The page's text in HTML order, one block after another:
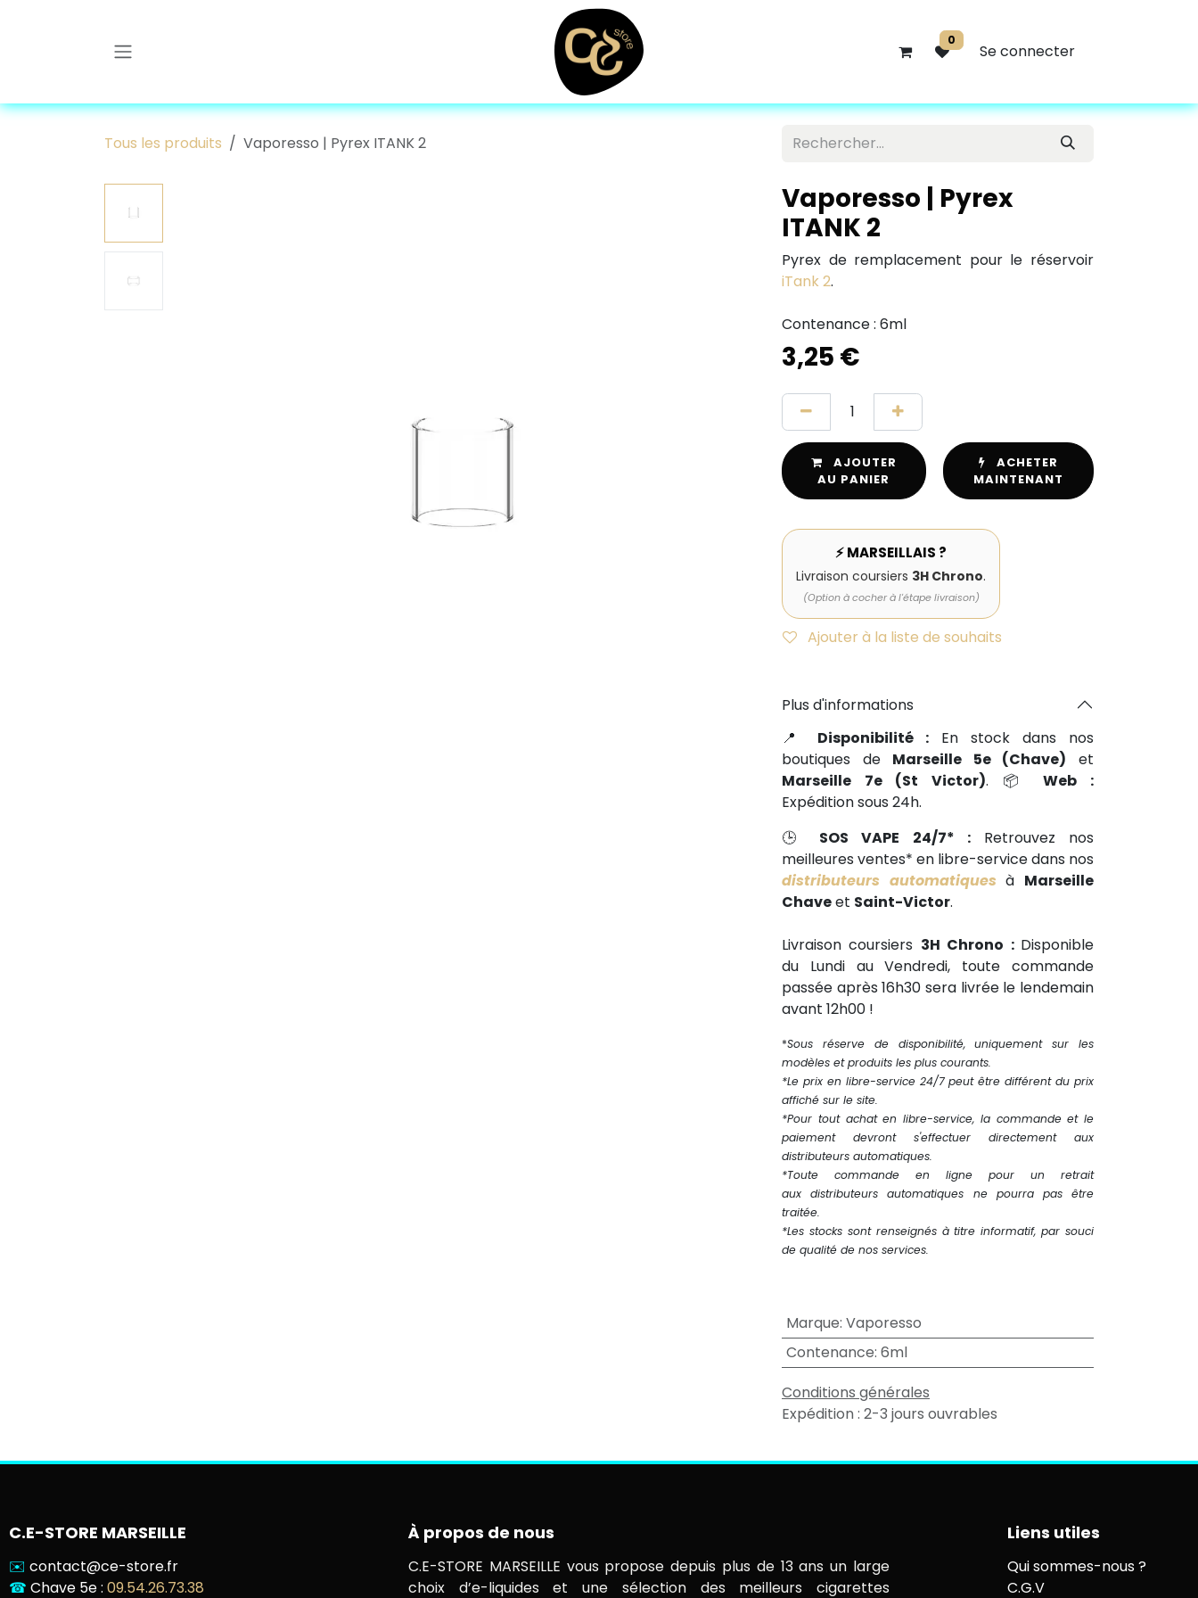
0
Se connecter
Tous les produits Vaporesso | Pyrex ITANK 2
Vaporesso | Pyrex
ITANK 2
Pyrex de remplacement pour le réservoir
iTank 2.
Contenance : 6ml
3,25 €
AJOUTER
AU PANIER
ACHETER
MAINTENANT
⚡ MARSEILLAIS ?
Livraison coursiers 3H Chrono.
(Option à cocher à l'étape livraison)
Ajouter à la liste de souhaits
Plus d'informations
📍 Disponibilité : En stock dans nos
boutiques de Marseille 5e (Chave) et
Marseille 7e (St Victor). 📦Web :
Expédition sous 24h.
🕒 SOS VAPE 24/7* :Retrouvez nos
meilleures ventes* en libre-service dans nos
distributeurs automatiques à Marseille
Chaveet Saint-Victor.
Livraison coursiers 3H Chrono : Disponible
du Lundi au Vendredi, toute commande
passée après 16h30 sera livrée le lendemain
avant 12h00 !
*Sous réserve de disponibilité, uniquement sur les
modèles et produits les plus courants.
*Le prix en libre-service 24/7 peut être différent du prix
affiché sur le site.
*Pour tout achat en libre-service, la commande et le
paiement devront s'effectuer directement aux
distributeurs automatiques.
*Toute commande en ligne pour un retrait
aux distributeurs automatiques ne pourra pas être
traitée.
*Les stocks sont renseignés à titre informatif, par souci
de qualité de nos services.
Marque: Vaporesso
Contenance: 6ml
Conditions générales
Expédition : 2-3 jours ouvrables
À propos de nous
C.E-STORE MARSEILLE vous propose depuis plus de 13 ans un large
choix d’e-liquides et une sélection des meilleurs cigarettes
C.E-STORE MARSEILLE
✉️ contact@ce-store.fr
☎ Chave 5e : 09.54.26.73.38
Liens utiles
Qui sommes-nous ?
C.G.V